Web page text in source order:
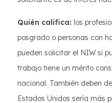
Quién califica: los
posgrado o personas con
pueden solicitar el NIW si
trabajo tiene un mérito
nacional. También deben
Estados Unidos sería más